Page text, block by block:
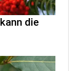
die